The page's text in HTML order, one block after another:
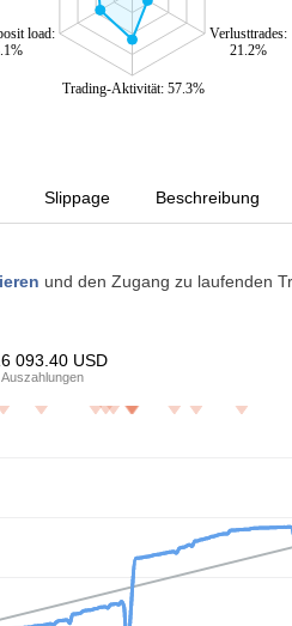
Verlusttrades:
21.2%
Trading-Aktivität: 57.3%
load:
Slippage Beschreibung
und den Zugang zu laufenden
093.40 USD
Auszahlungen